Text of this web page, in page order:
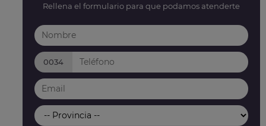
Rellena el formulario para que podamos atenderte
0034